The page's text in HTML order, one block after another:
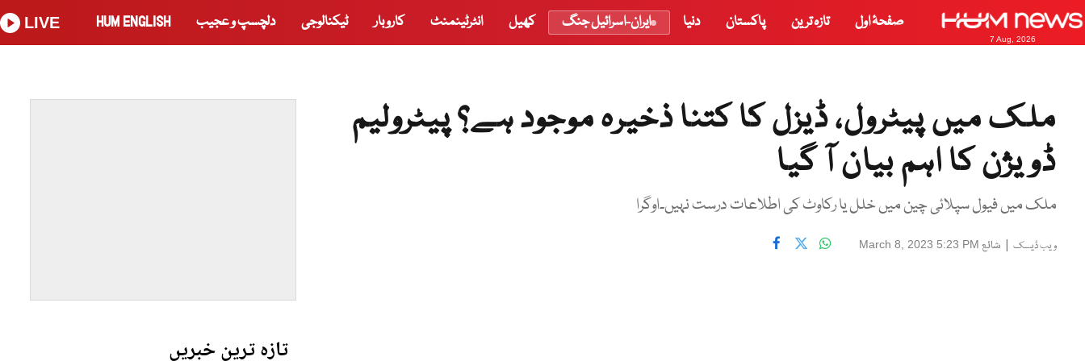
7 Aug, 2026
صفحۂ اول تازہ ترین پاکستان دنیا ایران-اسرائیل جنگ کھیل انٹرٹینمنٹ کاروبار ٹیکنالوجی دلچسپ و عجیب HUM ENGLISH
LIVE
ملک میں پیٹرول، ڈیزل کا کتنا ذخیرہ موجود ہے؟ پیٹرولیم
ڈویژن کا اہم بیان آ گیا
ملک میں فیول سپلائی چین میں خلل یا رکاوٹ کی اطلاعات درست نہیں۔اوگرا
ویب ڈیسک | شائع March 8, 2023 5:23 PM
تازہ ترین خبریں